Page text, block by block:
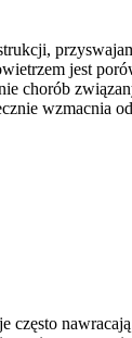
jest
chorób
wzmacnia